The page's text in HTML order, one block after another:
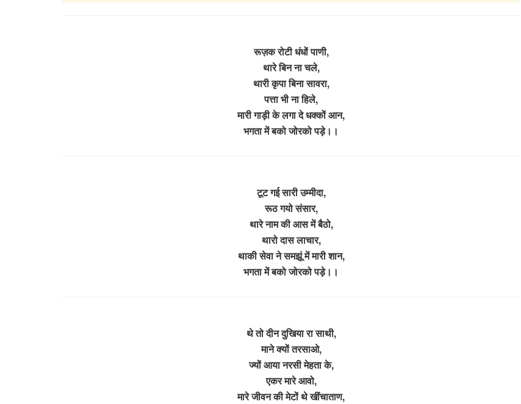
रूज़क रोटी धंधों पाणी,
थारे बिन ना चले,
थारी कृपा बिना सावरा,
पत्ता भी ना हिले,
मारी गाड़ी के लगा दे धक्कों आन,
भगता में बको जोरको पड़े।।
टूट गई सारी उम्मीदा,
रूठ गयो संसार,
थारे नाम की आस में बैठो,
थारो दास लाचार,
थाकी सेवा ने समझूं में मारी शान,
भगता में बको जोरको पड़े।।
थे तो दीन दुखिया रा साथी,
माने क्यों तरसाओ,
ज्यों आया नरसी मेहता के,
एकर मारे आवो,
मारे जीवन की मेटों थे खींचाताण,